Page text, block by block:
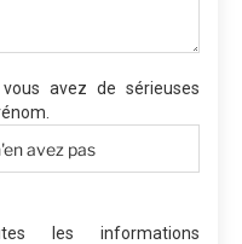
avez de sérieuses
les informations